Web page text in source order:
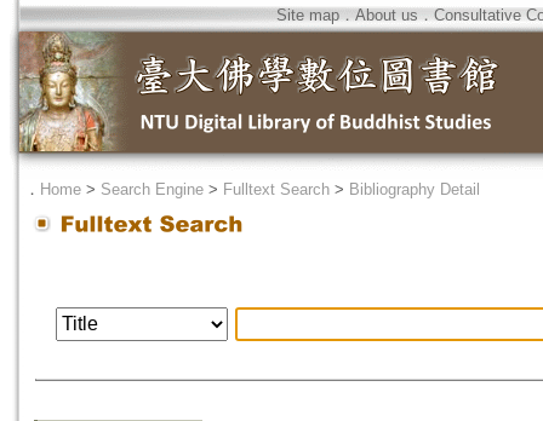
Site map．About us ． Consultative
． Home > Search Engine > Fulltext Search > Bibliography Detail